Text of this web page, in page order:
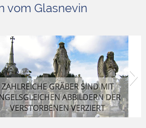
vom Glasnevin
GRÄBER SIND MIT
ABBILDERN DER
VERZIERT